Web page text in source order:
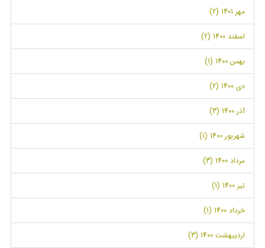
مهر 1401 (2)
اسفند 1400 (2)
بهمن 1400 (1)
دی 1400 (2)
آذر 1400 (3)
شهریور 1400 (1)
مرداد 1400 (3)
تیر 1400 (1)
خرداد 1400 (1)
اردیبهشت 1400 (3)